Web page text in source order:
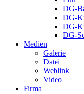
DG-
DG-
DG-
DG-
Medien
Galerie
Datei
Weblink
Video
Firma